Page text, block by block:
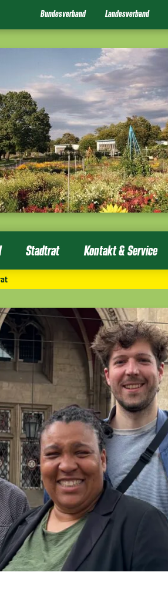
Bundesverband Landesverband
Stadtrat Kontakt & Service